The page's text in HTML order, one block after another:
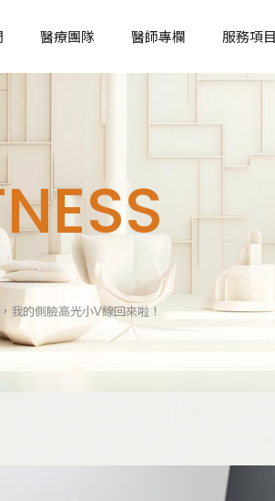
醫療團隊 醫師專欄 服務項目
脂肪與拉皮整形
螞蟻腰/芭比腰手術
自體脂肪隆乳
二代威塑抽脂
腹部拉皮手術
我的側臉高光小V線回來啦！